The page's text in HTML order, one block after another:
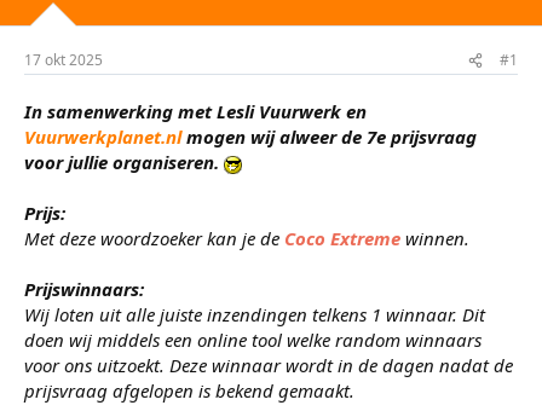
t
r
m
17 okt 2025 #1
In samenwerking met Lesli Vuurwerk en
Vuurwerkplanet.nlmogen wij alweer de 7e prijsvraag
voor jullie organiseren.
Prijs:
Met deze woordzoeker kan je de Coco Extreme winnen.
Prijswinnaars:
Wij loten uit alle juiste inzendingen telkens 1 winnaar. Dit
doen wij middels een online tool welke random winnaars
voor ons uitzoekt. Deze winnaar wordt in de dagen nadat de
prijsvraag afgelopen is bekend gemaakt.